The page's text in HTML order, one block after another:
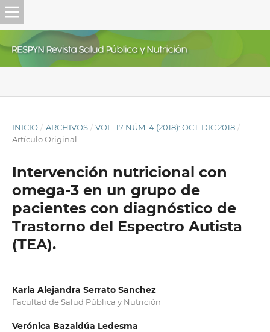
INICIO / ARCHIVOS / VOL. 17 NÚM. 4 (2018): OCT-DIC 2018 /
Artículo Original
Intervención nutricional con
omega-3 en un grupo de
pacientes con diagnóstico de
Trastorno del Espectro Autista
(TEA).
Karla Alejandra Serrato Sanchez
Facultad de Salud Pública y Nutrición
Verónica Bazaldúa Ledesma